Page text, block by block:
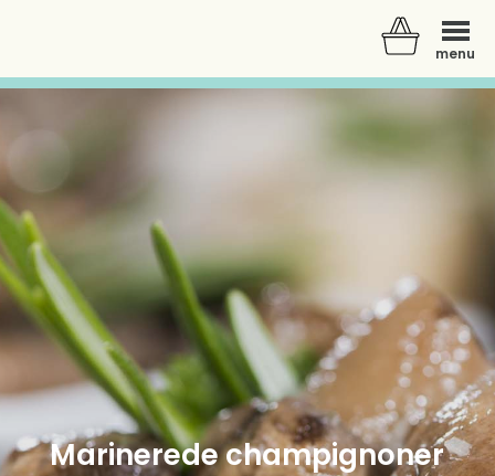
menu
Marinerede champignoner